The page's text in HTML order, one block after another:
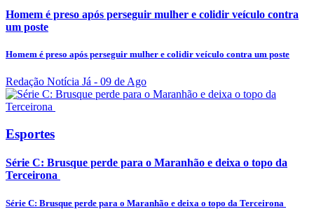
Homem é preso após perseguir mulher e colidir veículo contra
um poste
Homem é preso após perseguir mulher e colidir veículo contra um poste
Redação Notícia Já - 09 de Ago
Esportes
Série C: Brusque perde para o Maranhão e deixa o topo da
Terceirona
Série C: Brusque perde para o Maranhão e deixa o topo da Terceirona